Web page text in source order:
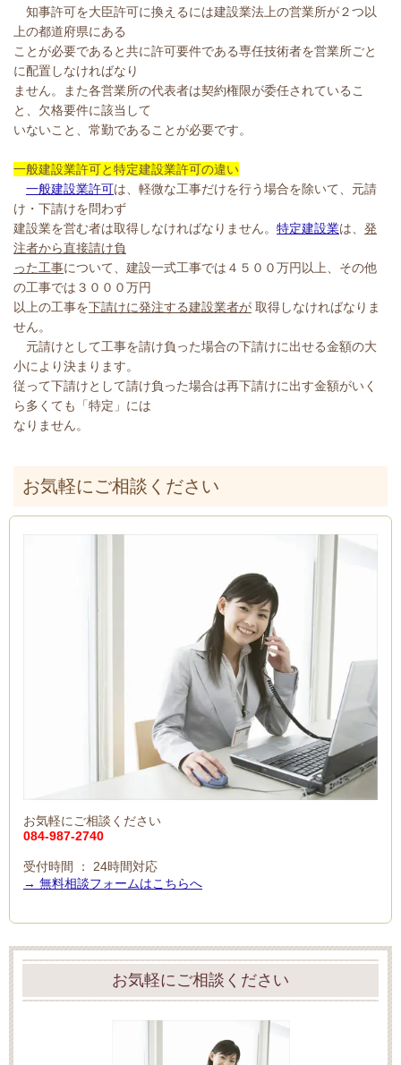
知事許可を大臣許可に換えるには建設業法上の営業所が２つ以
上の都道府県にある
ことが必要であると共に許可要件である専任技術者を営業所ごと
に配置しなければなり
ません。また各営業所の代表者は契約権限が委任されているこ
と、欠格要件に該当して
いないこと、常勤であることが必要です。
一般建設業許可と特定建設業許可の違い
一般建設業許可は、軽微な工事だけを行う場合を除いて、元請
け・下請けを問わず
建設業を営む者は取得しなければなりません。 特定建設業は、 発
注者から直接請け負
った工事について、建設一式工事では４５００万円以上、その他
の工事では３０００万円
以上の工事を下請けに発注する建設業者が 取得しなければなりま
せん。
元請けとして工事を請け負った場合の下請けに出せる金額の大
小により決まります。
従って下請けとして請け負った場合は再下請けに出す金額がいく
ら多くても「特定」には
なりません。
お気軽にご相談ください
お気軽にご相談ください
084-987-2740
受付時間 ： 24時間対応
→ 無料相談フォームはこちらへ
お気軽にご相談ください